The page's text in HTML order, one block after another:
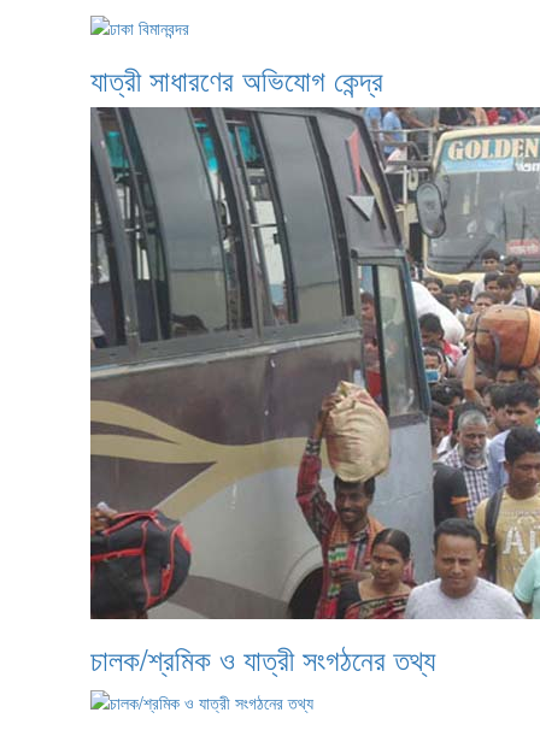
যাত্রী সাধারণের অভিযোগ কেন্দ্র
চালক/শ্রমিক ও যাত্রী সংগঠনের তথ্য